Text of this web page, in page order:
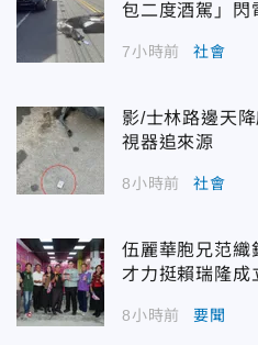
包二度酒駕」閃
7小時前 社會
影/士林路邊天
視器追來源
8小時前 社會
伍麗華胞兄范
才力挺賴瑞隆成
8小時前 要聞